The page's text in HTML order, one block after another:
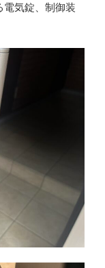
電気錠、制御装